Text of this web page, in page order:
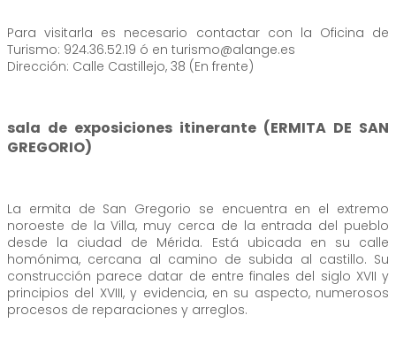
Para visitarla es necesario contactar con la Oficina de
Turismo: 924.36.52.19 ó en turismo@alange.es
Dirección: Calle Castillejo, 38 (En frente)
sala de exposiciones itinerante (ERMITA DE SAN
GREGORIO)
La ermita de San Gregorio se encuentra en el extremo
noroeste de la Villa, muy cerca de la entrada del pueblo
desde la ciudad de Mérida. Está ubicada en su calle
homónima, cercana al camino de subida al castillo. Su
construcción parece datar de entre finales del siglo XVII y
principios del XVIII, y evidencia, en su aspecto, numerosos
procesos de reparaciones y arreglos.